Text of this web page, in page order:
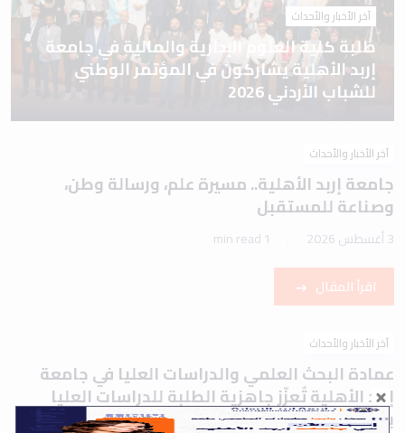
آخر الأخبار والأحداث
طلبة كلية العلوم الإدارية والمالية في جامعة
إربد الأهلية يشاركون في المؤتمر الوطني
للشباب الأردني 2026
آخر الأخبار والأحداث
جامعة إربد الأهلية.. مسيرة علم، ورسالة وطن،
وصناعة للمستقبل
3 أغسطس 2026 1 min read
اقرأ المقال
آخر الأخبار والأحداث
عمادة البحث العلمي والدراسات العليا في جامعة
إربد الأهلية تُعزّز جاهزية الطلبة للدراسات العليا
بورشة تعريفية حول اختباري IELTS وTOEFL